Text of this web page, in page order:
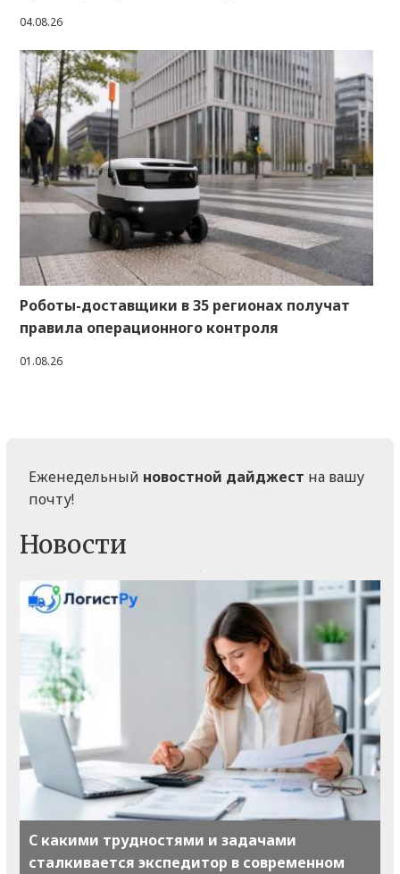
04.08.26
Роботы-доставщики в 35 регионах получат
правила операционного контроля
01.08.26
Еженедельный новостной дайджест на вашу
почту!
Новости
С какими трудностями и задачами
сталкивается экспедитор в современном